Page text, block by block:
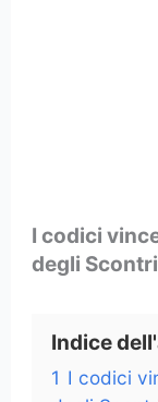
I codici
degli
Indice
1 I codici